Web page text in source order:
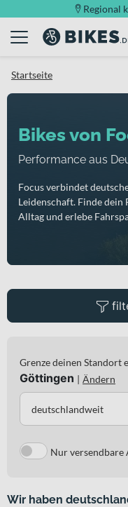
Regional
Startseite
Bikes von
Performance aus
Focus verbindet
Leidenschaft. Finde
Alltag und erlebe
Grenze deinen Standort
Göttingen | Ändern
deutschlandweit
Nur versendbare
Wir haben